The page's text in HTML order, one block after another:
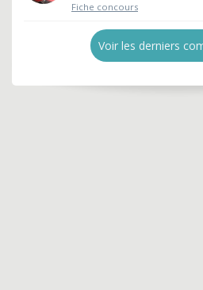
Fiche concours
Voir les derniers